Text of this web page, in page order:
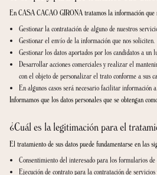
¿Qué datos personales
Los datos personales que el usuario puede
Nombre, dirección y fecha de nacimiento.
Número de teléfono y dirección de correo
Ubicación.
Información relativa a pagos y devoluciones.
Los datos de Curriculum Vitae (CV) de
Cualquier otra información o datos que
En algunos casos, es obligatoria la
registrarse o participar en cualquiera de las